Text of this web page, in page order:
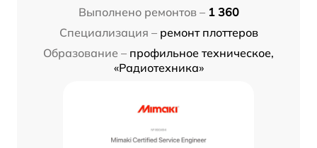
Выполнено ремонтов – 1 360
Специализация – ремонт плоттеров
Образование – профильное техническое,
«Радиотехника»